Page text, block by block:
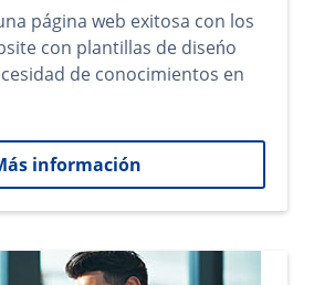
página web exitosa con los
con plantillas de diseńo
de conocimientos en
información